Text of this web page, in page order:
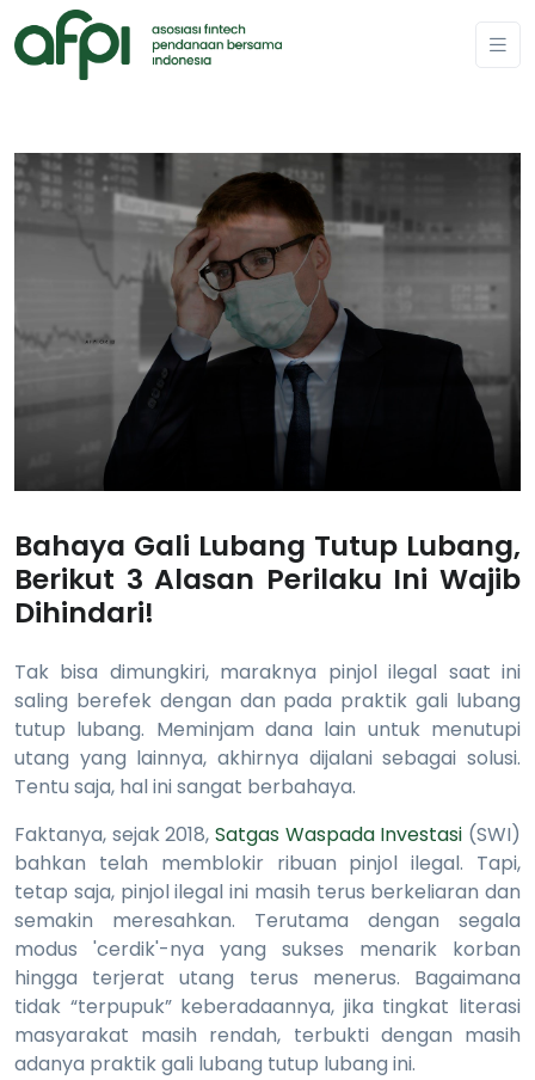
Bahaya Gali Lubang Tutup Lubang,
Berikut 3 Alasan Perilaku Ini Wajib
Dihindari!
Tak bisa dimungkiri, maraknya pinjol ilegal saat ini
saling berefek dengan dan pada praktik gali lubang
tutup lubang. Meminjam dana lain untuk menutupi
utang yang lainnya, akhirnya dijalani sebagai solusi.
Tentu saja, hal ini sangat berbahaya.
Faktanya, sejak 2018, Satgas Waspada Investasi (SWI)
bahkan telah memblokir ribuan pinjol ilegal. Tapi,
tetap saja, pinjol ilegal ini masih terus berkeliaran dan
semakin meresahkan. Terutama dengan segala
modus 'cerdik'-nya yang sukses menarik korban
hingga terjerat utang terus menerus. Bagaimana
tidak “terpupuk” keberadaannya, jika tingkat literasi
masyarakat masih rendah, terbukti dengan masih
adanya praktik gali lubang tutup lubang ini.